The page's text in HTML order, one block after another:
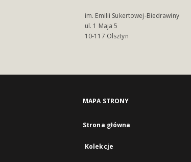
im. Emilii Sukertowej-Biedrawiny
ul. 1 Maja 5
10-117 Olsztyn
MAPA STRONY
Strona główna
Kolekcje